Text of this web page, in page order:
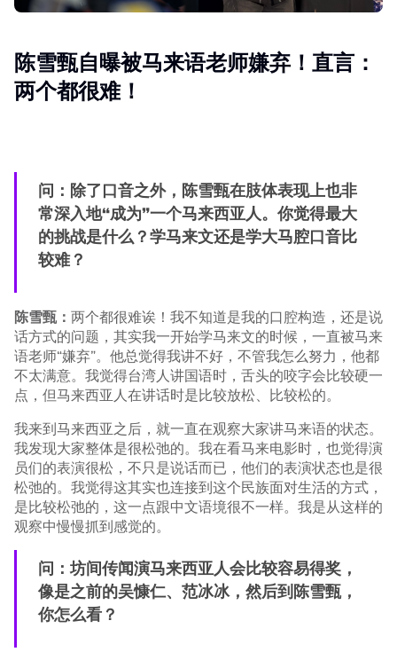
陈雪甄自曝被马来语老师嫌弃！直言：
两个都很难！
问：除了口音之外，陈雪甄在肢体表现上也非
常深入地“成为”一个马来西亚人。你觉得最大
的挑战是什么？学马来文还是学大马腔口音比
较难？
陈雪甄： 两个都很难诶！我不知道是我的口腔构造，还是说
话方式的问题，其实我一开始学马来文的时候，一直被马来
语老师“嫌弃”。他总觉得我讲不好，不管我怎么努力，他都
不太满意。我觉得台湾人讲国语时，舌头的咬字会比较硬一
点，但马来西亚人在讲话时是比较放松、比较松的。
我来到马来西亚之后，就一直在观察大家讲马来语的状态。
我发现大家整体是很松弛的。我在看马来电影时，也觉得演
员们的表演很松，不只是说话而已，他们的表演状态也是很
松弛的。我觉得这其实也连接到这个民族面对生活的方式，
是比较松弛的，这一点跟中文语境很不一样。我是从这样的
观察中慢慢抓到感觉的。
问：坊间传闻演马来西亚人会比较容易得奖，
像是之前的吴慷仁、范冰冰，然后到陈雪甄，
你怎么看？